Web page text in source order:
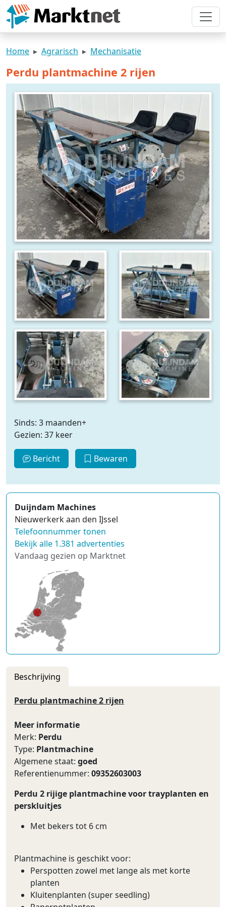
Home Agrarisch Mechanisatie
Perdu plantmachine 2 rijen
Sinds: 3 maanden+
Gezien: 37 keer
Bericht Bewaren
Duijndam Machines
Nieuwerkerk aan den IJssel
Telefoonnummer tonen
Bekijk alle 1.381 advertenties
Vandaag gezien op Marktnet
Beschrijving
Perdu plantmachine 2 rijen
Meer informatie
Merk: Perdu
Type: Plantmachine
Algemene staat: goed
Referentienummer: 09352603003
Perdu 2 rijige plantmachine voor trayplanten en
perskluitjes
Met bekers tot 6 cm
Plantmachine is geschikt voor:
Perspotten zowel met lange als met korte
planten
Kluitenplanten (super seedling)